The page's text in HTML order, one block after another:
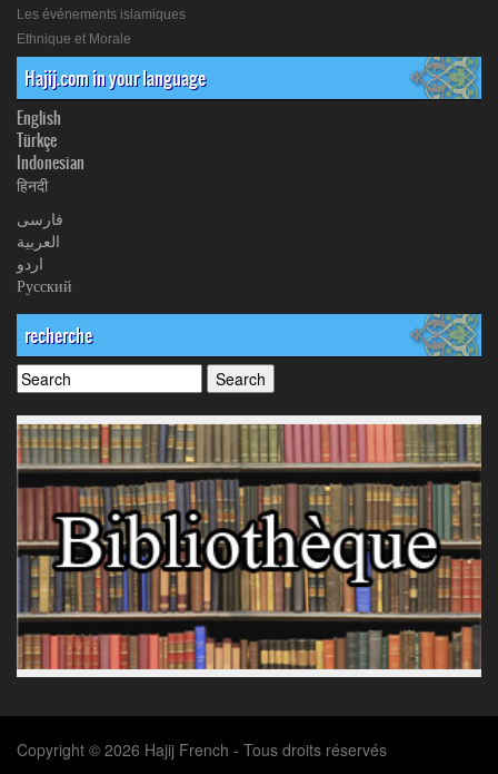
Les événements islamiques
Ethnique et Morale
Hajij.com in your language
English
Türkçe
Indonesian
हिनदी
فارسی
العربیة
اردو
Русский
recherche
Copyright © 2026 Hajij French - Tous droits réservés